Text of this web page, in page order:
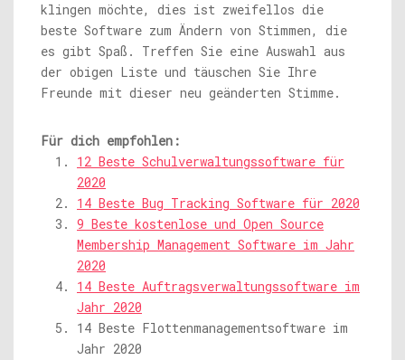
klingen möchte, dies ist zweifellos die
beste Software zum Ändern von Stimmen, die
es gibt Spaß. Treffen Sie eine Auswahl aus
der obigen Liste und täuschen Sie Ihre
Freunde mit dieser neu geänderten Stimme.
Für dich empfohlen:
12 Beste Schulverwaltungssoftware für
2020
14 Beste Bug Tracking Software für 2020
9 Beste kostenlose und Open Source
Membership Management Software im Jahr
2020
14 Beste Auftragsverwaltungssoftware im
Jahr 2020
14 Beste Flottenmanagementsoftware im
Jahr 2020